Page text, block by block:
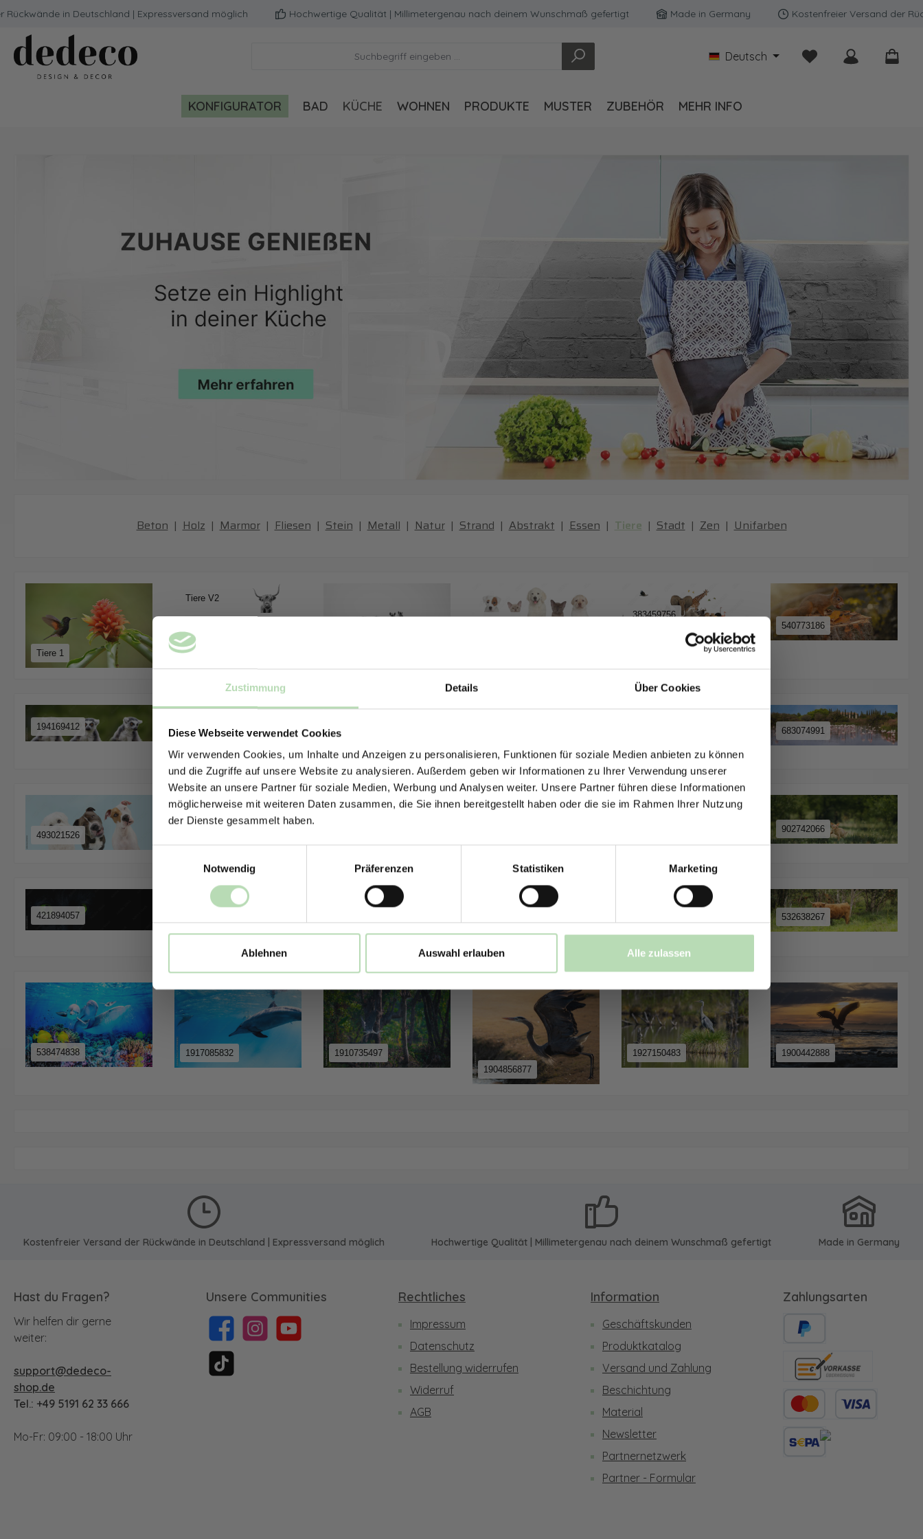
Zustimmung Details Über Cookies
Diese Webseite verwendet Cookies
Wir verwenden Cookies, um Inhalte und Anzeigen zu personalisieren, Funktionen für soziale Medien anbieten zu können
und die Zugriffe auf unsere Website zu analysieren. Außerdem geben wir Informationen zu Ihrer Verwendung unserer
Website an unsere Partner für soziale Medien, Werbung und Analysen weiter. Unsere Partner führen diese Informationen
möglicherweise mit weiteren Daten zusammen, die Sie ihnen bereitgestellt haben oder die sie im Rahmen Ihrer Nutzung
der Dienste gesammelt haben.
Notwendig
Präferenzen Statistiken Marketing
Ablehnen Auswahl erlauben Alle zulassen
Hauptinhalt springen
Zur Suche springen
Zur Hauptnavigation springen
in Deutschland | Expressversand möglich Hochwertige Qualität | Millimetergenau nach deinem Wunschmaß gefertigt Made in Germany Kostenfreier Versand der
Deutsch Du hast 0 Produkte
KONFIGURATOR BAD KÜCHE WOHNEN PRODUKTE MUSTER ZUBEHÖR MEHR INFO
Beton | Holz | Marmor| Fliesen | Stein | Metall | Natur| Strand | Abstrakt | Essen | Tiere | Stadt | Zen | Unifarben
Tiere 1
Tiere V2
383459756
540773186
194169412
683074991
493021526
902742066
421894057
576068453 556542229
532638267
538474838 1917085832
1910735497
1904856877
1927150483 1900442888
Kostenfreier Versand der Rückwände in Deutschland | Expressversand möglich Hochwertige Qualität | Millimetergenau nach deinem Wunschmaß gefertigt Made in Germany
Rechtliches
Impressum
Datenschutz
Bestellung widerrufen
Widerruf
AGB
Information
Geschäftskunden
Produktkatalog
Versand und Zahlung
Beschichtung
Material
Newsletter
Partnernetzwerk
Partner - Formular
Zahlungsarten
Kredit- oder Debitkarte
Hast du Fragen?
Wir helfen dir gerne
weiter:
support@dedeco-
shop.de
Tel.: +49 5191 62 33 666
Mo-Fr: 09:00 - 18:00 Uhr
Unsere Communities
FacebookInstagramYouTube
TikTok
Jetzt zum Newsletter anmelden.
Rabatt erhalten
Mit der Anmeldung erklärst du dich damit einverstanden,
E-Mails von uns zu erhalten.